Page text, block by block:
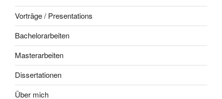
Vorträge / Presentations
Bachelorarbeiten
Masterarbeiten
Dissertationen
Über mich